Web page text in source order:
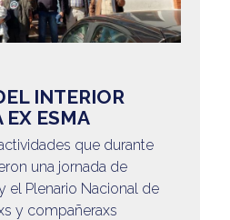
INTERIOR
EX ESMA
que durante
una jornada de
el Plenario Nacional de
y compañeraxs